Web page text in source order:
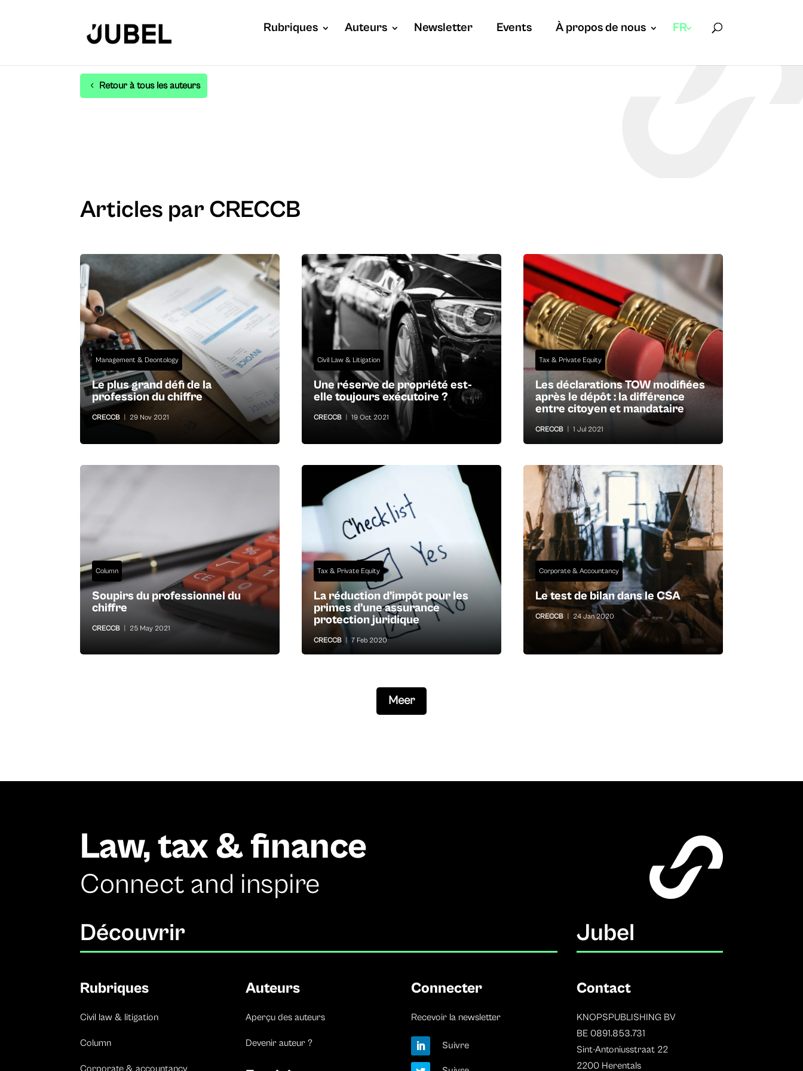
Rubriques Auteurs Newsletter Events À propos de nous FR
Retour à tous les auteurs
Articles par CRECCB
Management & Deontology
Le plus grand défi de la
profession du chiffre
CRECCB 29 Nov 2021
Civil Law & Litigation
Une réserve de propriété est-
elle toujours exécutoire ?
CRECCB 19 Oct 2021
Tax & Private Equity
Les déclarations TOW modifiées
après le dépôt : la différence
entre citoyen et mandataire
CRECCB 1 Jul 2021
Column
Soupirs du professionnel du
chiffre
CRECCB 25 May 2021
Tax & Private Equity
La réduction d’impôt pour les
primes d’une assurance
protection juridique
CRECCB 7 Feb 2020
Corporate & Accountancy
Le test de bilan dans le CSA
CRECCB 24 Jan 2020
Meer
Law, tax & finance
Connect and inspire
Découvrir Jubel
Rubriques
Civil law & litigation
Column
Corporate & accountancy
Auteurs
Aperçu des auteurs
Devenir auteur ?
Connecter
Recevoir la newsletter
Suivre
Contact
KNOPSPUBLISHING BV
BE 0891.853.731
Sint-Antoniusstraat 22
2200 Herentals